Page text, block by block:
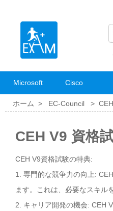
Microsoft Cisco
ホーム > EC-Council >
CEH V9 資格
CEH V9資格試験の特典:
1. 専門的な競争力の向上:
ます。これは、必要なスキル
2. キャリア開発の機会: CEH